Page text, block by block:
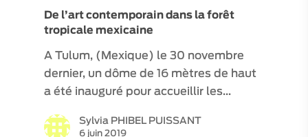
De l’art contemporain dans la forêt
tropicale mexicaine
A Tulum, (Mexique) le 30 novembre
dernier, un dôme de 16 mètres de haut
a été inauguré pour accueillir les…
Sylvia PHIBEL PUISSANT
6 juin 2019